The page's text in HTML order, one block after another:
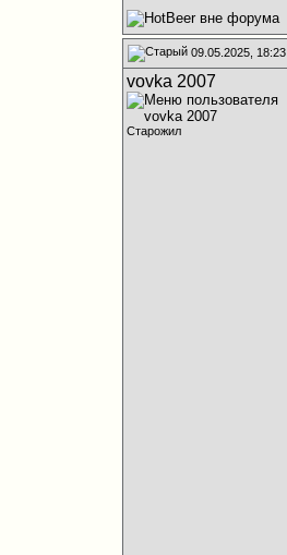
09.05.2025, 18:23
vovka 2007
Старожил